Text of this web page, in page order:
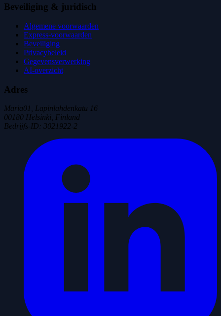
Beveiliging & juridisch
Algemene voorwaarden
Express-voorwaarden
Beveiliging
Privacybeleid
Gegevensverwerking
AI-overzicht
Adres
Maria01, Lapinlahdenkatu 16
00180 Helsinki, Finland
Bedrijfs-ID: 3021922-2